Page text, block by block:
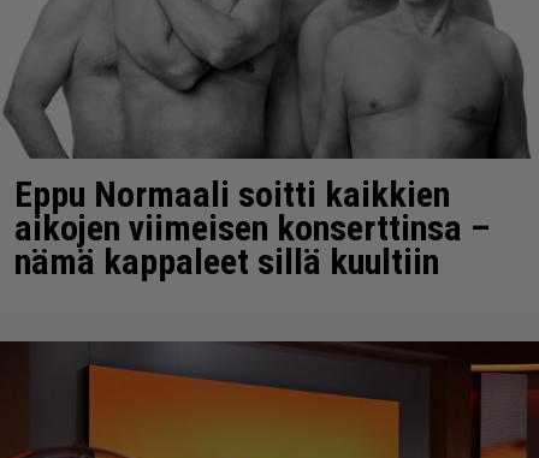
Eppu Normaali soitti kaikkien
aikojen viimeisen konserttinsa –
nämä kappaleet sillä kuultiin